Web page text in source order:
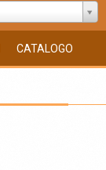
CATALOGO